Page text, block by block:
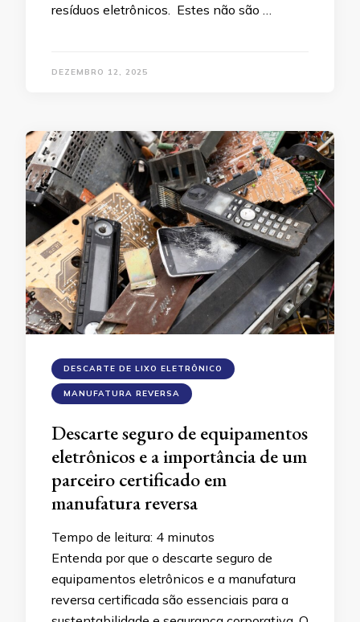
resíduos eletrônicos. Estes não são …
DEZEMBRO 12, 2025
DESCARTE DE LIXO ELETRÔNICO
MANUFATURA REVERSA
Descarte seguro de equipamentos
eletrônicos e a importância de um
parceiro certificado em
manufatura reversa
Tempo de leitura: 4 minutos
Entenda por que o descarte seguro de
equipamentos eletrônicos e a manufatura
reversa certificada são essenciais para a